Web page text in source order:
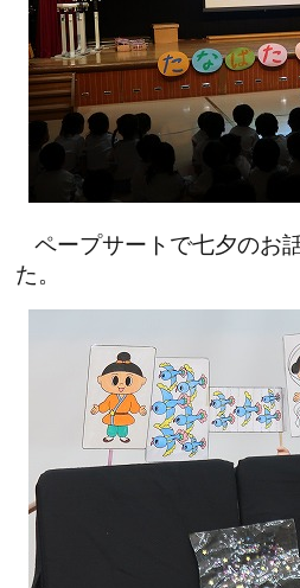
ペープサートで七夕のお
た。